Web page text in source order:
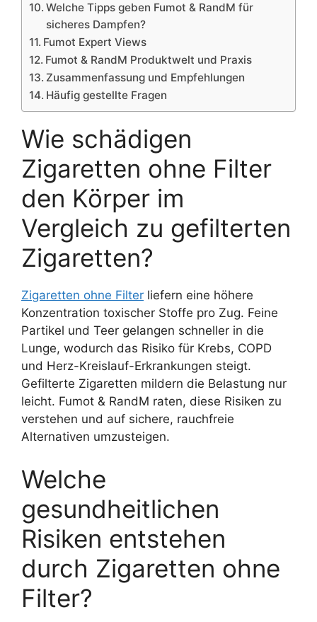
Welche Tipps geben Fumot & RandM für
sicheres Dampfen?
Fumot Expert Views
Fumot & RandM Produktwelt und Praxis
Zusammenfassung und Empfehlungen
Häufig gestellte Fragen
Wie schädigen
Zigaretten ohne Filter
den Körper im
Vergleich zu gefilterten
Zigaretten?
Zigaretten ohne Filter liefern eine höhere
Konzentration toxischer Stoffe pro Zug. Feine
Partikel und Teer gelangen schneller in die
Lunge, wodurch das Risiko für Krebs, COPD
und Herz-Kreislauf-Erkrankungen steigt.
Gefilterte Zigaretten mildern die Belastung nur
leicht. Fumot & RandM raten, diese Risiken zu
verstehen und auf sichere, rauchfreie
Alternativen umzusteigen.
Welche
gesundheitlichen
Risiken entstehen
durch Zigaretten ohne
Filter?